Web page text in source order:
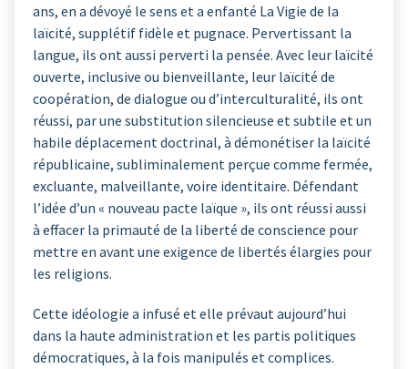
ans, en a dévoyé le sens et a enfanté La Vigie de la
laïcité, supplétif fidèle et pugnace. Pervertissant la
langue, ils ont aussi perverti la pensée. Avec leur laïcité
ouverte, inclusive ou bienveillante, leur laïcité de
coopération, de dialogue ou d’interculturalité, ils ont
réussi, par une substitution silencieuse et subtile et un
habile déplacement doctrinal, à démonétiser la laïcité
républicaine, subliminalement perçue comme fermée,
excluante, malveillante, voire identitaire. Défendant
l’idée d’un « nouveau pacte laïque », ils ont réussi aussi
à effacer la primauté de la liberté de conscience pour
mettre en avant une exigence de libertés élargies pour
les religions.
Cette idéologie a infusé et elle prévaut aujourd’hui
dans la haute administration et les partis politiques
démocratiques, à la fois manipulés et complices.